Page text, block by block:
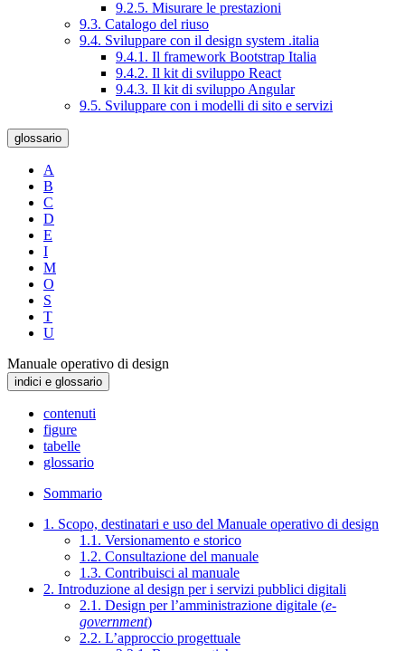
9.2.5. Misurare le prestazioni
9.3. Catalogo del riuso
9.4. Sviluppare con il design system .italia
9.4.1. Il framework Bootstrap Italia
9.4.2. Il kit di sviluppo React
9.4.3. Il kit di sviluppo Angular
9.5. Sviluppare con i modelli di sito e servizi
glossario
A
B
C
D
E
I
M
O
S
T
U
Manuale operativo di design
indici e glossario
contenuti
figure
tabelle
glossario
Sommario
1. Scopo, destinatari e uso del Manuale operativo di design
1.1. Versionamento e storico
1.2. Consultazione del manuale
1.3. Contribuisci al manuale
2. Introduzione al design per i servizi pubblici digitali
2.1. Design per l’amministrazione digitale (e-
government)
2.2. L’approccio progettuale